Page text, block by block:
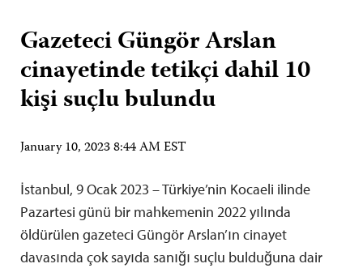
Gazeteci Güngör Arslan
cinayetinde tetikçi dahil 10
kişi suçlu bulundu
January 10, 2023 8:44 AM EST
İstanbul, 9 Ocak 2023 – Türkiye’nin Kocaeli ilinde
Pazartesi günü bir mahkemenin 2022 yılında
öldürülen gazeteci Güngör Arslan’ın cinayet
davasında çok sayıda sanığı suçlu bulduğuna dair